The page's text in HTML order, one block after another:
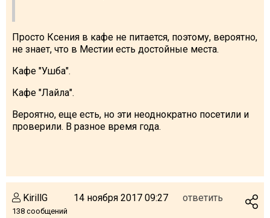
Просто Ксения в кафе не питается, поэтому, вероятно,
не знает, что в Местии есть достойные места.
Кафе "Ушба".
Кафе "Лайла".
Вероятно, еще есть, но эти неоднократно посетили и
проверили. В разное время года.
KirillG
138 сообщений
14 ноября 2017 09:27 ответить